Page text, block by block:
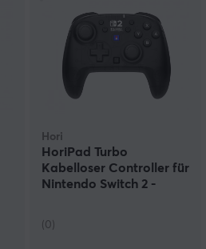
Hori
HoriPad Turbo
Kabelloser Controller für
Nintendo Switch 2 -
(0)